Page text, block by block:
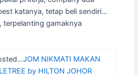
katanya, tetap beli sendiri…
terpelanting gamaknya
JOM NIKMATI MAKAN
by HILTON JOHOR